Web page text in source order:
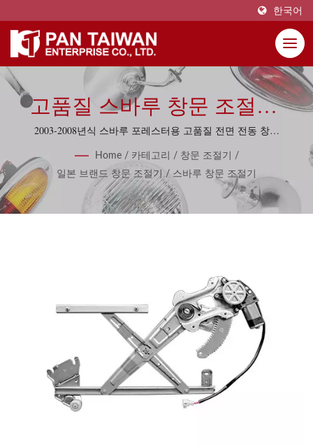
한국어
고품질 스바루 창문 조절기,
창문 리프터 60종.
2003-2008년식 스바루 포레스터용 고품질 전면 전동 창문
Home / 카테고리 / 창문 조절기
/
일본 브랜드 창문 조절기 / 스바루 창문 조절기